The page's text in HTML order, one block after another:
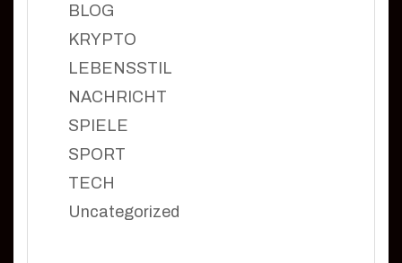
BLOG
KRYPTO
LEBENSSTIL
NACHRICHT
SPIELE
SPORT
TECH
Uncategorized